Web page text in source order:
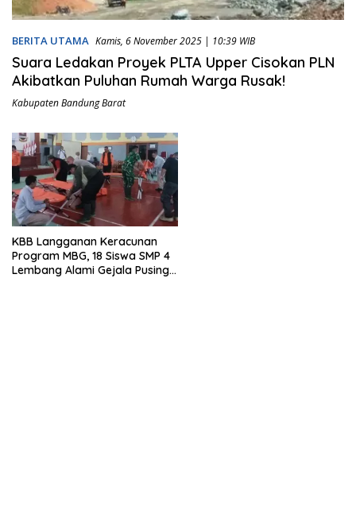
BERITA UTAMA Kamis, 6 November 2025 | 10:39 WIB
Suara Ledakan Proyek PLTA Upper Cisokan PLN
Akibatkan Puluhan Rumah Warga Rusak!
Kabupaten Bandung Barat
KBB Langganan Keracunan
Program MBG, 18 Siswa SMP 4
Lembang Alami Gejala Pusing